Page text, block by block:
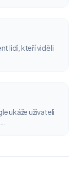
lidí, kteří viděli
ukáže uživateli